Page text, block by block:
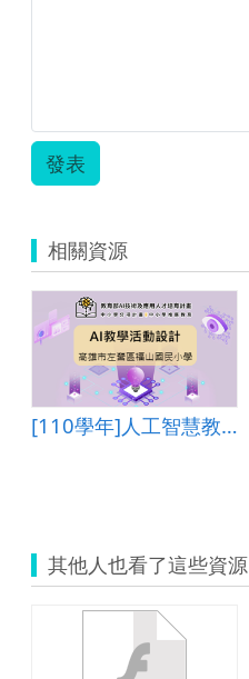
發表
相關資源
[110學年]人工智慧教學活動設計―高雄市左營區福山國民小學
其他人也看了這些資源